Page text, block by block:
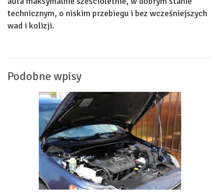
technicznym, o niskim przebiegu i bez wcześniejszych
wad i kolizji.
Podobne wpisy